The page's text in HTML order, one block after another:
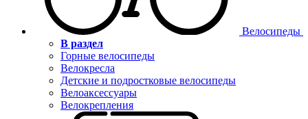
Велосипеды
В раздел
Горные велосипеды
Велокресла
Детские и подростковые велосипеды
Велоаксессуары
Велокрепления